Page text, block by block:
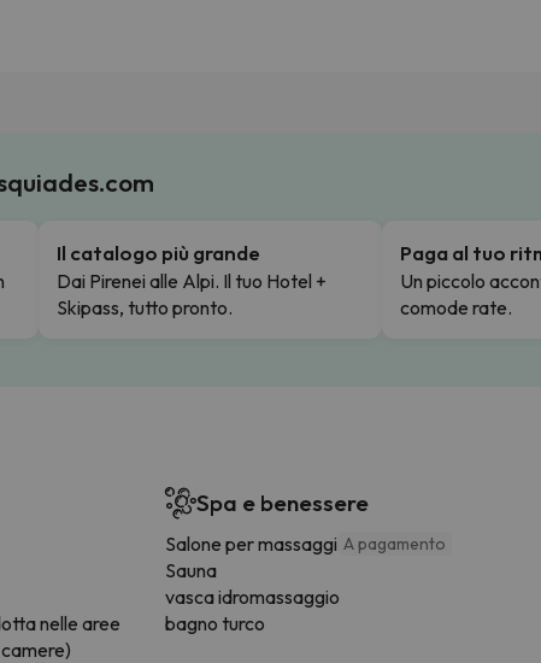
Il catalogo più grande
Dai Pirenei alle Alpi. Il tuo Hotel +
Skipass, tutto pronto.
Paga al tuo
Un piccolo
comode rate.
nelle aree
Spa e benessere
Salone per massaggi A pagamento
Sauna
vasca idromassaggio
bagno turco